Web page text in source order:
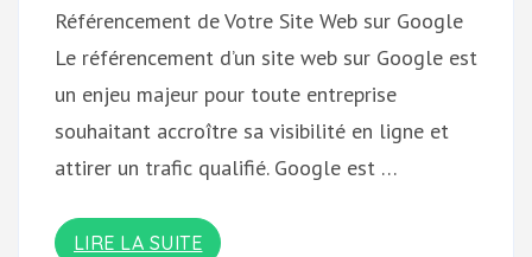
Référencement de Votre Site Web sur Google
Le référencement d’un site web sur Google est
un enjeu majeur pour toute entreprise
souhaitant accroître sa visibilité en ligne et
attirer un trafic qualifié. Google est …
LIRE LA SUITE